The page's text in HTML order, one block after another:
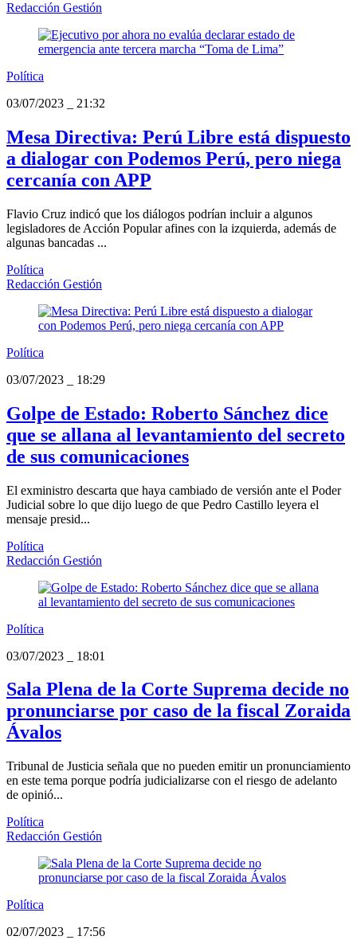
Redacción Gestión
Política
03/07/2023
21:32
Mesa Directiva: Perú Libre está dispuesto
a dialogar con Podemos Perú, pero niega
cercanía con APP
Flavio Cruz indicó que los diálogos podrían incluir a algunos
legisladores de Acción Popular afines con la izquierda, además de
algunas bancadas ...
Política
Redacción Gestión
Política
03/07/2023
18:29
Golpe de Estado: Roberto Sánchez dice
que se allana al levantamiento del secreto
de sus comunicaciones
El exministro descarta que haya cambiado de versión ante el Poder
Judicial sobre lo que dijo luego de que Pedro Castillo leyera el
mensaje presid...
Política
Redacción Gestión
Política
03/07/2023
18:01
Sala Plena de la Corte Suprema decide no
pronunciarse por caso de la fiscal Zoraida
Ávalos
Tribunal de Justicia señala que no pueden emitir un pronunciamiento
en este tema porque podría judicializarse con el riesgo de adelanto
de opinió...
Política
Redacción Gestión
Política
02/07/2023
17:56